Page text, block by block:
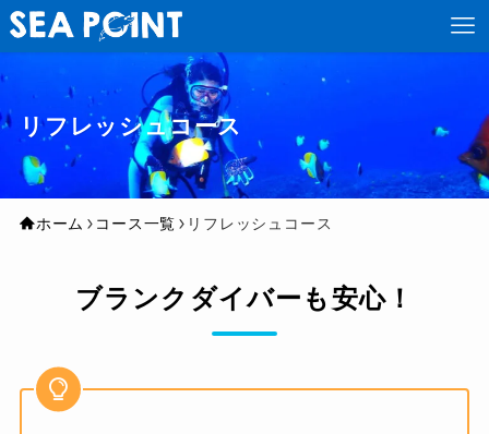
リフレッシュコース
ホーム コース一覧 リフレッシュコース
ブランクダイバーも安心！